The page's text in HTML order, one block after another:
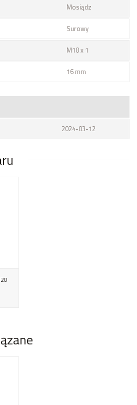
Mosiądz
Surowy
M10 x 1
16 mm
2024-03-12